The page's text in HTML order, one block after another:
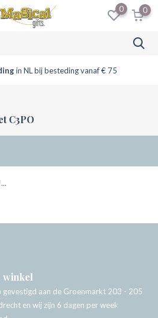
0 0
in NL bij besteding vanaf € 75
C3PO
winkel
gevestigd aan de Groenmarkt 203 - 205
en wij zijn 6 dagen per week